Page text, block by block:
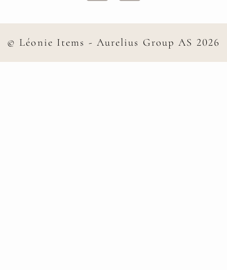
© Léonie Items - Aurelius Group AS 2026